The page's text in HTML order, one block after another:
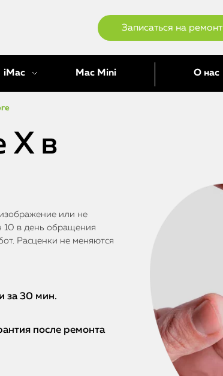
Записаться на ремонт
iMac Mac Mini О нас
X в
или не
10 в день обращения
Расценки не меняются
за 30 мин.
после ремонта